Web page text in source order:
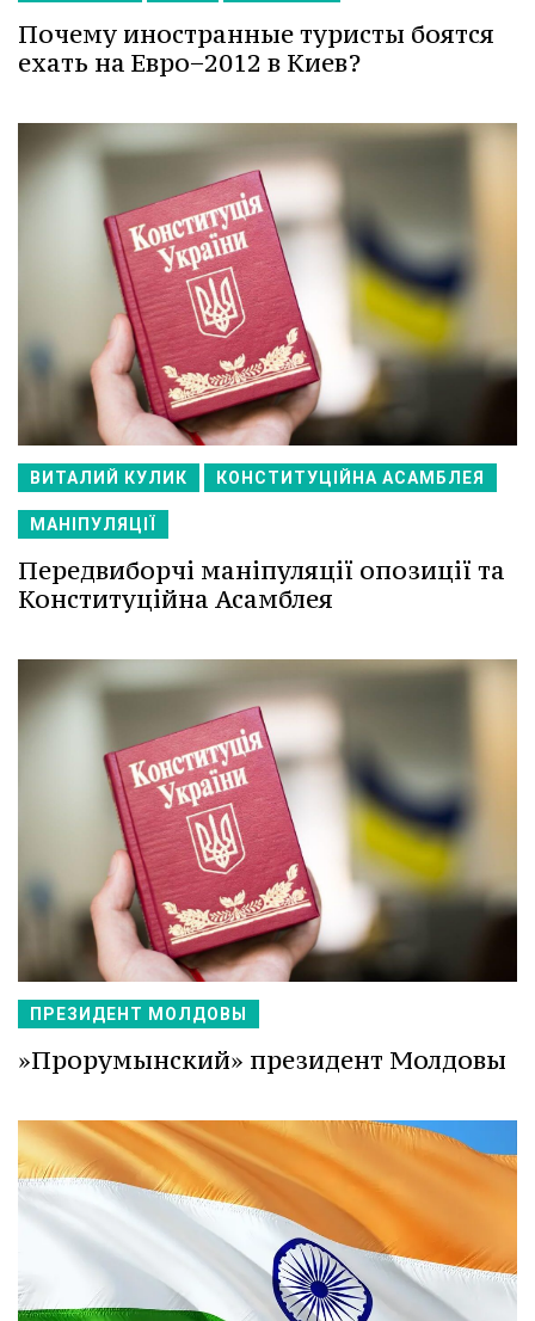
Почему иностранные туристы боятся
ехать на Евро−2012 в Киев?
ВИТАЛИЙ КУЛИК КОНСТИТУЦІЙНА АСАМБЛЕЯ
МАНІПУЛЯЦІЇ
Передвиборчі маніпуляції опозиції та
Конституційна Асамблея
ПРЕЗИДЕНТ МОЛДОВЫ
»Прорумынский» президент Молдовы